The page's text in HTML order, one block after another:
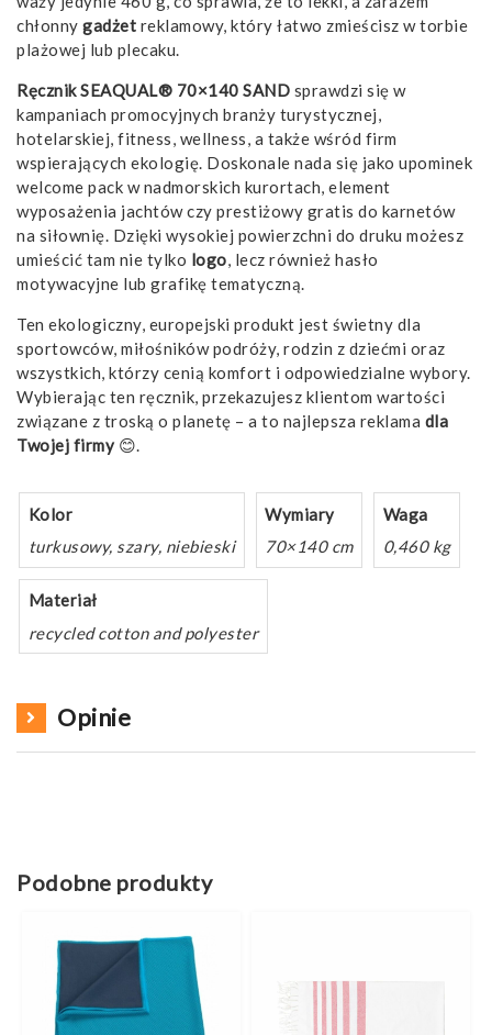
chłonny gadżet reklamowy, który łatwo zmieścisz w torbie
plażowej lub plecaku.
Ręcznik SEAQUAL® 70×140 SAND sprawdzi się w
kampaniach promocyjnych branży turystycznej,
hotelarskiej, fitness, wellness, a także wśród firm
wspierających ekologię. Doskonale nada się jako upominek
welcome pack w nadmorskich kurortach, element
wyposażenia jachtów czy prestiżowy gratis do karnetów
na siłownię. Dzięki wysokiej powierzchni do druku możesz
umieścić tam nie tylko logo, lecz również hasło
motywacyjne lub grafikę tematyczną.
Ten ekologiczny, europejski produkt jest świetny dla
sportowców, miłośników podróży, rodzin z dziećmi oraz
wszystkich, którzy cenią komfort i odpowiedzialne wybory.
Wybierając ten ręcznik, przekazujesz klientom wartości
związane z troską o planetę – a to najlepsza reklama dla
Twojej firmy😊.
Kolor
turkusowy, szary, niebieski
Wymiary
70×140 cm
Waga
0,460 kg
Materiał
recycled cotton and polyester
Opinie
Podobne produkty